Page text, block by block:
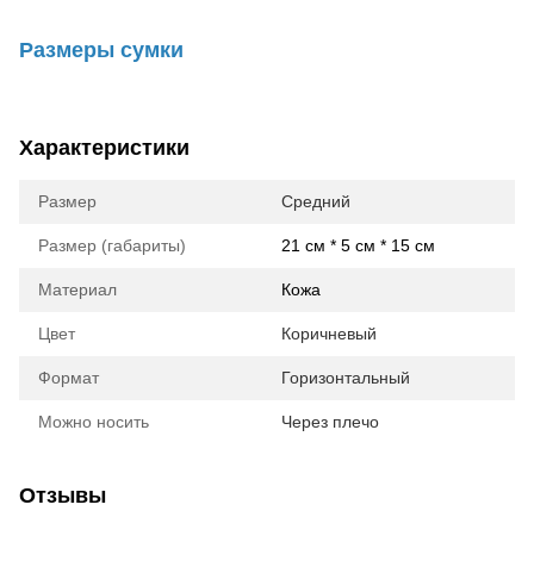
Размеры сумки
Характеристики
Размер Средний
Размер (габариты) 21 см * 5 см * 15 см
Материал Кожа
Цвет Коричневый
Формат Горизонтальный
Можно носить Через плечо
Отзывы